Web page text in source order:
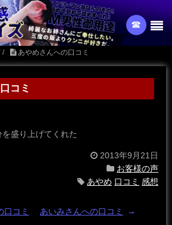
☎︎
/ あやめさんへの口コミ
コミ
盛り上げてくれた
2013年9月21日
お客様の声
あやめ 口コミ 感想
口コミ あいみさんへの口コミ →